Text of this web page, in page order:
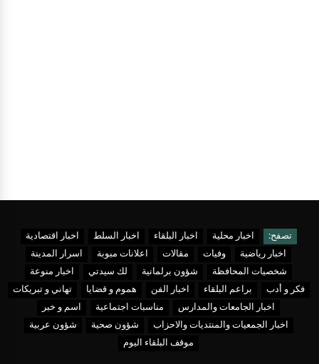
تصفح: اخبار محلية اخبار البلقاء اخبار السلط
اخبار اقتصادية
اخبار رياضية
وفيات مقالات اعلانات مبوبة
اسرار المدينة
شخصيات المحافظة
شؤون برلمانية لك سيدتي
اخبار منوعة
فكر و أدب
براعم البلقاء اخبار الفن هموم و قضايا
تهاني و تبريكات
اخبار الجامعات والمدارس
مناسبات اجتماعية
اسم و خبر
اخبار الجمعيات والمنتديات والاحزاب
شؤون صحية
شؤون عربية
موقف البلقاء اليوم